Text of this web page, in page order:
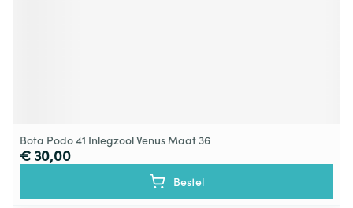
Bota Podo 41 Inlegzool Venus Maat 36
€ 30,00
Bestel